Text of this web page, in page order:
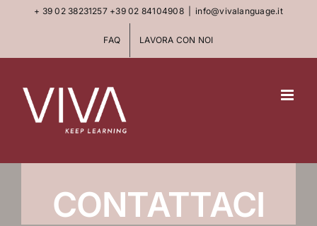
+ 39 02 38231257 +39 02 84104908 info@vivalanguage.it
FAQ LAVORA CON NOI
CONTATTACI